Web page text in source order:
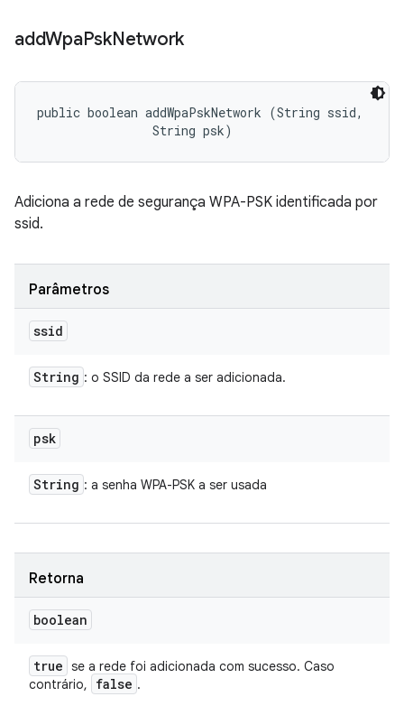
addWpaPskNetwork
public boolean addWpaPskNetwork (String ssid,
                String psk)
Adiciona a rede de segurança WPA-PSK identificada por
ssid.
Parâmetros
ssid
String : o SSID da rede a ser adicionada.
psk
String : a senha WPA-PSK a ser usada
Retorna
boolean
true se a rede foi adicionada com sucesso. Caso
contrário,
false .